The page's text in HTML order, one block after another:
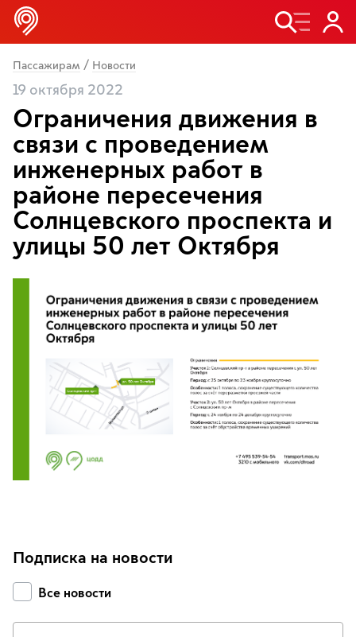
Пассажирам / Новости
19 октября 2022
Ограничения движения в
связи с проведением
инженерных работ в
районе пересечения
Солнцевского проспекта и
улицы 50 лет Октября
Подписка на новости
Все новости